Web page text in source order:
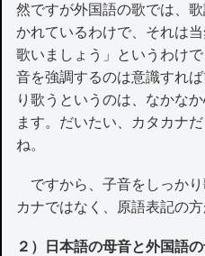
然ですが外国語の歌では、
かれているわけで、それは
歌いましょう」というわけ
音を強調するのは意識すれ
り歌うというのは、なかな
ます。だいたい、カタカナ
ね。
ですから、子音をしっか
カナではなく、原語表記の
２）日本語の母音と外国語